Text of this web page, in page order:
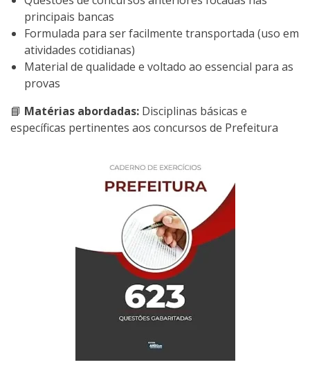
principais bancas
Formulada para ser facilmente transportada (uso em
atividades cotidianas)
Material de qualidade e voltado ao essencial para as
provas
📘 Matérias abordadas: Disciplinas básicas e
específicas pertinentes aos concursos de Prefeitura